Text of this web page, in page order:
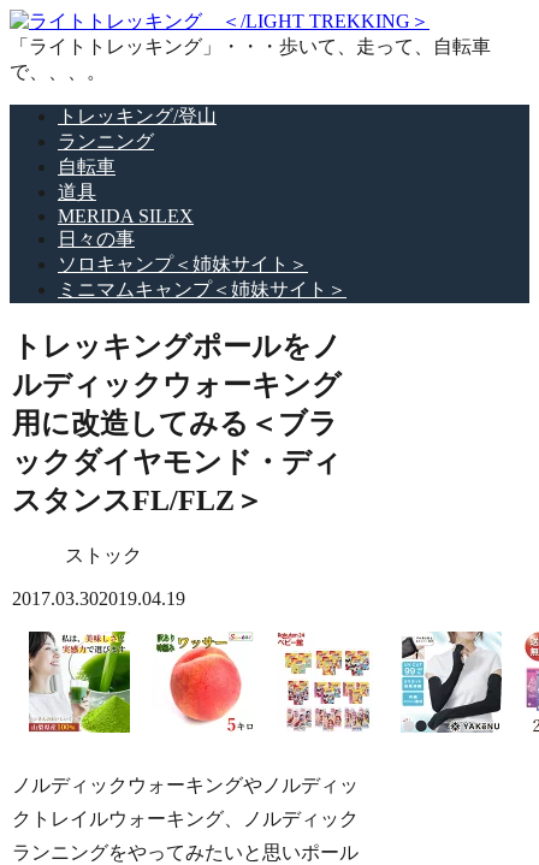
「ライトトレッキング」・・・歩いて、走って、自転車
で、、、。
トレッキング/登山
ランニング
自転車
道具
MERIDA SILEX
日々の事
ソロキャンプ＜姉妹サイト＞
ミニマムキャンプ＜姉妹サイト＞
トレッキングポールをノ
ルディックウォーキング
用に改造してみる＜ブラ
ックダイヤモンド・ディ
スタンスFL/FLZ＞
ストック
2017.03.302019.04.19
ノルディックウォーキングやノルディッ
クトレイルウォーキング、ノルディック
ランニングをやってみたいと思いポール